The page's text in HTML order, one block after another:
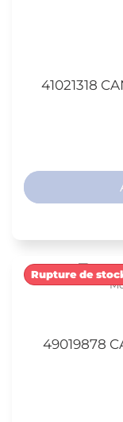
41021318
49019878
Rupture de